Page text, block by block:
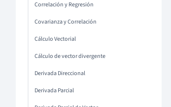
Correlación y Regresión
Covarianza y Correlación
Cálculo Vectorial
Cálculo de vector divergente
Derivada Direccional
Derivada Parcial